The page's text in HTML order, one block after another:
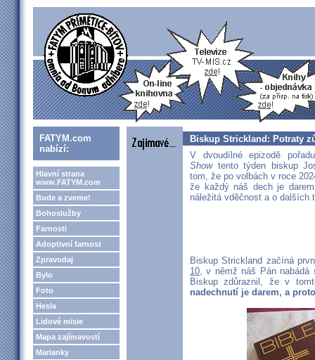
FATYM.com
nabízí:
Hlavní strana
www.FATYM.com
Bude a zveme!
Bohoslužby
Farnosti
Adoptivní farnost
Zpravodaj
Bylo
Foto
Hesla
Lidové misie
Mapa zajímavostí
Marianky
Biskup Strickland: Potraty
V dvoudílné epizodě
Showtento týden biskup
tom, že po volbách v roce
že každý náš dech je
náležitá vděčnost a o dalších
Biskup Strickland začíná
10, v němž náš Pán nabádá
Biskup zdůraznil, že v
nadechnutí je darem, a